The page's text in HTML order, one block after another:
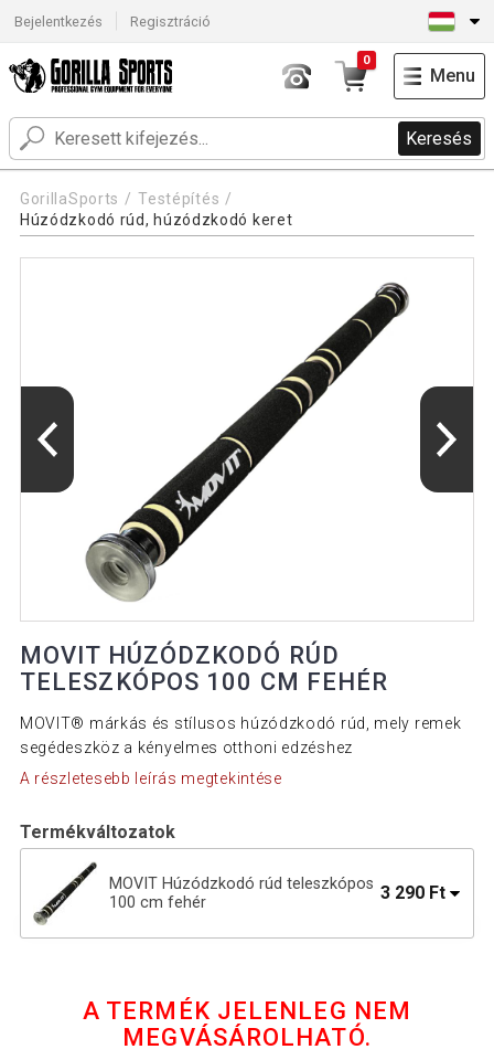
Bejelentkezés Regisztráció
Keresés
0
Menu
GorillaSports
Testépítés
Húzódzkodó rúd, húzódzkodó keret
MOVIT HÚZÓDZKODÓ RÚD
TELESZKÓPOS 100 CM FEHÉR
MOVIT® márkás és stílusos húzódzkodó rúd, mely remek
segédeszköz a kényelmes otthoni edzéshez
A részletesebb leírás megtekintése
Termékváltozatok
MOVIT Húzódzkodó rúd teleszkópos
100 cm fehér
3 290 Ft
MOVIT Húzódzkodó rúd teleszkópos
A TERMÉK JELENLEG NEM
MEGVÁSÁROLHATÓ.